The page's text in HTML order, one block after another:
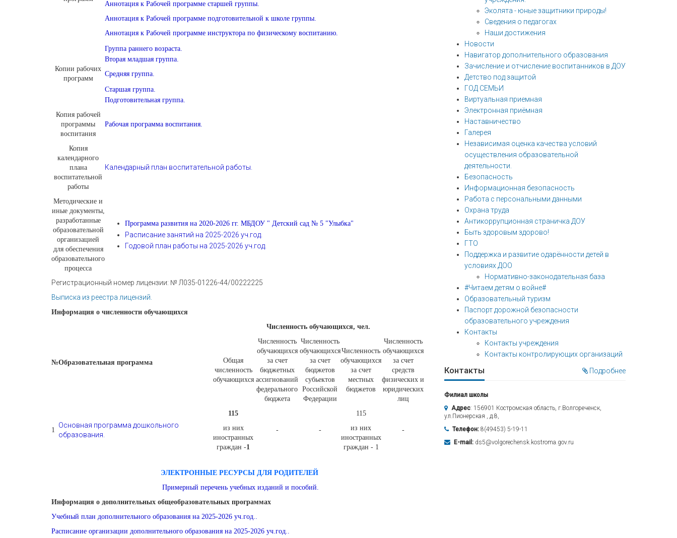
Аннотация к Рабочей программе старшей группы.
Аннотация к Рабочей программе подготовительной к школе группы.
Аннотация к Рабочей программе инструктора по физическому воспитанию.
Копии рабочих
программ
Группа раннего возраста.
Вторая младшая группа.
Средняя группа.
Старшая группа.
Подготовительная группа.
Копия рабочей
программы
воспитания
Рабочая программа воспитания.
Копия
календарного
плана
воспитательной
работы
Календарный план воспитательной работы.
Методические и
иные документы,
разработанные
образовательной
организацией
для обеспечения
образовательного
процесса
Программа развития на 2020-2026 гг. МБДОУ " Детский сад № 5 "Улыбка"
Расписание занятий на 2025-2026 уч.год.
Годовой план работы на 2025-2026 уч.год.
Регистрационный номер лицензии: № Л035-01226-44/00222225
Выписка из реестра лицензий.
Информация о численности обучающихся
№Образовательная программа
Численность обучающихся, чел.
Общая
численность
обучающихся
Численность
обучающихся
за счет
бюджетных
ассигнований
федерального
бюджета
Численность
обучающихся
за счет
бюджетов
субьектов
Российской
Федерации
Численность
обучающихся
за счет
местных
бюджетов
Численность
обучающихся
за счет
средств
физических и
юридических
лиц
1
Основная программа дошкольного
образования.
115
из них
иностранных
граждан -1
- -
115
из них
иностранных
граждан - 1
-
ЭЛЕКТРОННЫЕ РЕСУРСЫ ДЛЯ РОДИТЕЛЕЙ
Примерный перечень учебных изданий и пособий.
Информация о дополнительных общеобразовательных программах
Учебный план дополнительного образования на 2025-2026 уч.год..
Расписание организации дополнительного образования на 2025-2026 уч.год..
Эколята - юные защитники природы!
Сведения о педагогах
Наши достижения
Новости
Навигатор дополнительного образования
Зачисление и отчисление воспитанников в ДОУ
Детство под защитой
ГОД СЕМЬИ
Виртуальная приемная
Электронная приёмная
Наставничество
Галерея
Независимая оценка качества условий
осуществления образовательной
деятельности.
Безопасность
Информационная безопасность
Работа с персональными данными
Охрана труда
Антикоррупционная страничка ДОУ
Быть здоровым здорово!
ГТО
Поддержка и развитие одарённости детей в
условиях ДОО
Нормативно-законодательная база
#Читаем детям о войне#
Образовательный туризм
Паспорт дорожной безопасности
образовательного учреждения
Контакты
Контакты учреждения
Контакты контролирующих организаций
Контакты Подробнее
Филиал школы
Адрес: 156901 Костромская область, г.Волгореченск,
ул.Пионерская , д.8,
Телефон: 8(49453) 5-19-11
E-mail: ds5@volgorechensk.kostroma.gov.ru